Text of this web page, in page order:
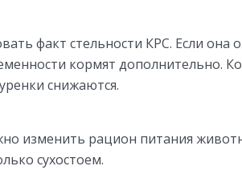
факт стельности КРС. Если она
кормят дополнительно.
снижаются.
изменить рацион питания
сухостоем.